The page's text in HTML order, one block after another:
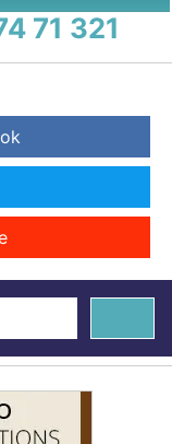
71 321